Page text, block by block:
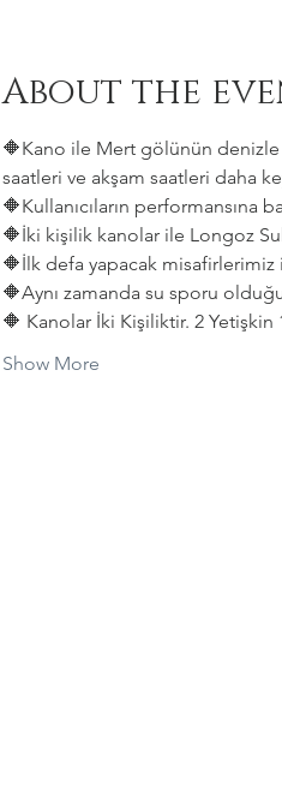
About the
🔶Kano ile Mert gölünün
saatleri ve akşam saatleri daha
🔶Kullanıcıların performansına
🔶İki kişilik kanolar ile Longoz
🔶İlk defa yapacak
🔶Aynı zamanda su sporu
🔶 Kanolar İki Kişiliktir. 2 Yetişkin
Show More